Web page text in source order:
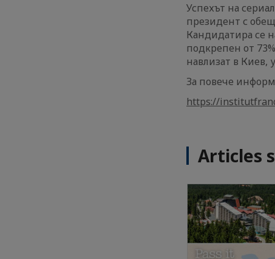
Успехът на
президент с
Кандидатира се
подкрепен от
навлизат в Киев,
За повече
https://
Articles